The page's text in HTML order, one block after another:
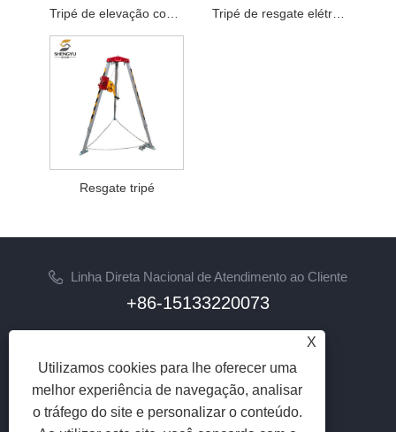
Tripé de elevação com manivela Tripé de resgate elétrico
Resgate tripé
Linha Direta Nacional de Atendimento ao Cliente
+86-15133220073
sherry@syhoist.com
SIGA-NOS
X
Utilizamos cookies para lhe oferecer uma
melhor experiência de navegação, analisar
o tráfego do site e personalizar o conteúdo.